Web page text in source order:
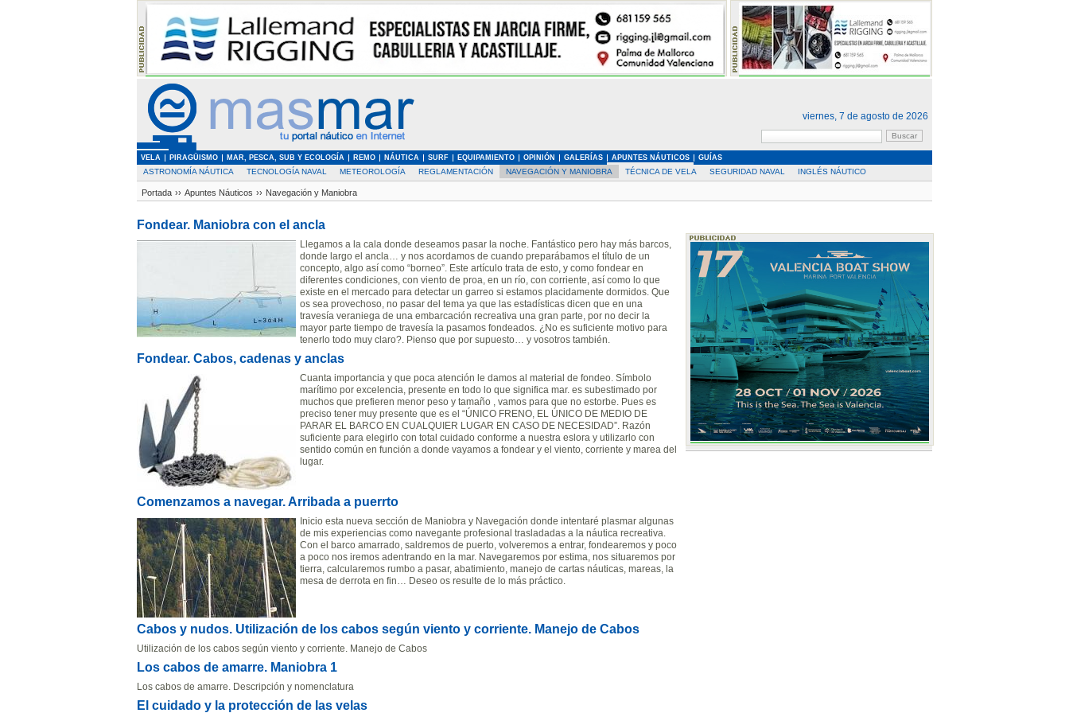
viernes, 7 de agosto de 2026
VELA PIRAGÜISMO MAR, PESCA, SUB Y ECOLOGÍA REMO NÁUTICA SURF EQUIPAMIENTO OPINIÓN GALERÍAS APUNTES NÁUTICOS GUÍAS
ASTRONOMÍA NÁUTICA TECNOLOGÍA NAVAL METEOROLOGÍA REGLAMENTACIÓN NAVEGACIÓN Y MANIOBRA TÉCNICA DE VELA SEGURIDAD NAVAL INGLÉS NÁUTICO
Portada ›› Apuntes Náuticos ›› Navegación y Maniobra
Fondear. Maniobra con el ancla
Llegamos a la cala donde deseamos pasar la noche. Fantástico pero hay más barcos,
donde largo el ancla… y nos acordamos de cuando preparábamos el título de un
concepto, algo así como “borneo”. Este artículo trata de esto, y como fondear en
diferentes condiciones, con viento de proa, en un río, con corriente, así como lo que
existe en el mercado para detectar un garreo si estamos placidamente dormidos. Que
os sea provechoso, no pasar del tema ya que las estadísticas dicen que en una
travesía veraniega de una embarcación recreativa una gran parte, por no decir la
mayor parte tiempo de travesía la pasamos fondeados. ¿No es suficiente motivo para
tenerlo todo muy claro?. Pienso que por supuesto… y vosotros también.
Fondear. Cabos, cadenas y anclas
Cuanta importancia y que poca atención le damos al material de fondeo. Símbolo
marítimo por excelencia, presente en todo lo que significa mar. es subestimado por
muchos que prefieren menor peso y tamaño , vamos para que no estorbe. Pues es
preciso tener muy presente que es el “ÚNICO FRENO, EL ÚNICO DE MEDIO DE
PARAR EL BARCO EN CUALQUIER LUGAR EN CASO DE NECESIDAD”. Razón
suficiente para elegirlo con total cuidado conforme a nuestra eslora y utilizarlo con
sentido común en función a donde vayamos a fondear y el viento, corriente y marea del
lugar.
Comenzamos a navegar. Arribada a puerrto
Inicio esta nueva sección de Maniobra y Navegación donde intentaré plasmar algunas
de mis experiencias como navegante profesional trasladadas a la náutica recreativa.
Con el barco amarrado, saldremos de puerto, volveremos a entrar, fondearemos y poco
a poco nos iremos adentrando en la mar. Navegaremos por estima, nos situaremos por
tierra, calcularemos rumbo a pasar, abatimiento, manejo de cartas náuticas, mareas, la
mesa de derrota en fin… Deseo os resulte de lo más práctico.
Cabos y nudos. Utilización de los cabos según viento y corriente. Manejo de Cabos
Utilización de los cabos según viento y corriente. Manejo de Cabos
Los cabos de amarre. Maniobra 1
Los cabos de amarre. Descripción y nomenclatura
El cuidado y la protección de las velas